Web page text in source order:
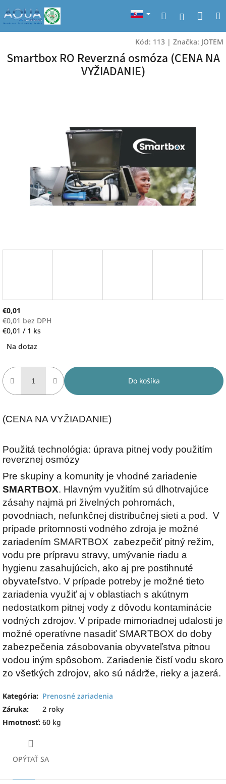
na
obsah
Hľadať
Kód: 113 | Značka: JOTEM
Smartbox RO Reverzná osmóza (CENA NA
VYŽIADANIE)
€0,01
€0,01 bez DPH
Jednotková
€0,01 / 1 ks
Na dotaz
Do košíka
(CENA NA VYŽIADANIE)
Použitá technológia: úprava pitnej vody použitím
reverznej osmózy
Pre skupiny a komunity je vhodné zariadenie
SMARTBOX. Hlavným využitím sú dlhotrvajúce
zásahy najmä pri živelných pohromách,
povodniach, nefunkčnej distribučnej sieti a pod. V
prípade prítomnosti vodného zdroja je možné
zariadením SMARTBOX zabezpečiť pitný režim,
vodu pre prípravu stravy, umývanie riadu a
hygienu zasahujúcich, ako aj pre postihnuté
obyvateľstvo. V prípade potreby je možné tieto
zariadenia využiť aj v oblastiach s akútnym
nedostatkom pitnej vody z dôvodu kontaminácie
vodných zdrojov. V prípade mimoriadnej udalosti je
možné operatívne nasadiť SMARTBOX do doby
zabezpečenia zásobovania obyvateľstva pitnou
vodou iným spôsobom. Zariadenie čistí vodu skoro
zo všetkých zdrojov, ako sú nádrže, rieky a jazerá.
Kategória: Prenosné zariadenia
Záruka:
2 roky
Hmotnosť: 60 kg
OPÝTAŤ SA